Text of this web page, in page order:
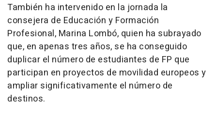
También ha intervenido en la jornada la
consejera de Educación y Formación
Profesional, Marina Lombó, quien ha subrayado
que, en apenas tres años, se ha conseguido
duplicar el número de estudiantes de FP que
participan en proyectos de movilidad europeos y
ampliar significativamente el número de
destinos.